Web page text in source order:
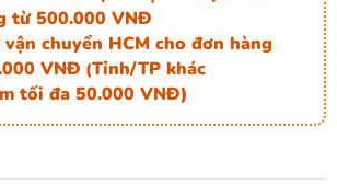
từ 500.000 VNĐ
chuyển HCM cho đơn hàng
VNĐ (Tỉnh/TP khác
tối đa 50.000 VNĐ)